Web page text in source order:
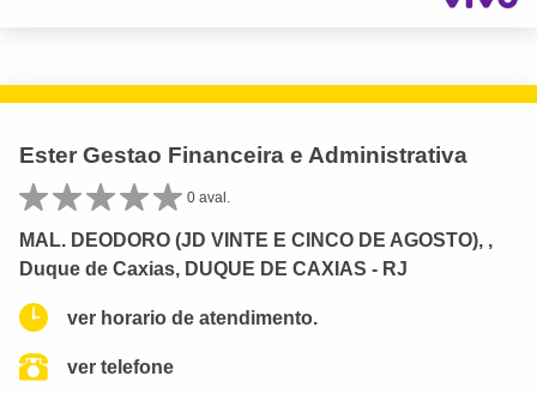
Ester Gestao Financeira e Administrativa
0 aval.
MAL. DEODORO (JD VINTE E CINCO DE AGOSTO), ,
Duque de Caxias, DUQUE DE CAXIAS - RJ
ver horario de atendimento.
ver telefone